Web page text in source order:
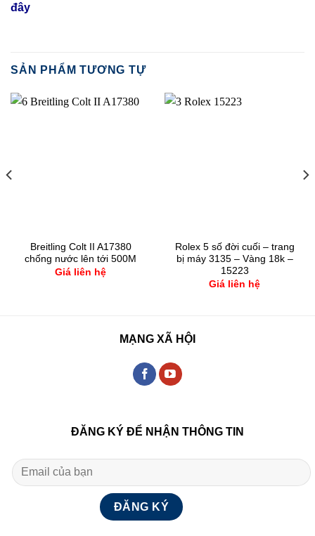
đây
SẢN PHẨM TƯƠNG TỰ
Breitling Colt II A17380
chống nước lên tới 500M
Giá liên hệ
Rolex 5 số đời cuối – trang
bị máy 3135 – Vàng 18k –
15223
Giá liên hệ
MẠNG XÃ HỘI
ĐĂNG KÝ ĐỂ NHẬN THÔNG TIN